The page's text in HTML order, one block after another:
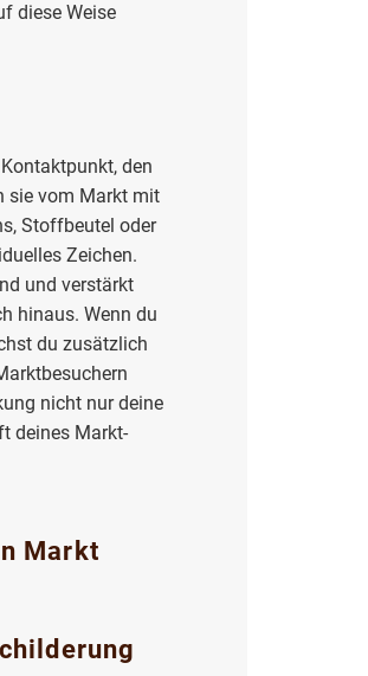
diese Weise
den
sie vom Markt mit
Stoffbeutel oder
Zeichen.
und verstärkt
hinaus. Wenn du
du zusätzlich
nicht nur deine
deines Markt-
Markt